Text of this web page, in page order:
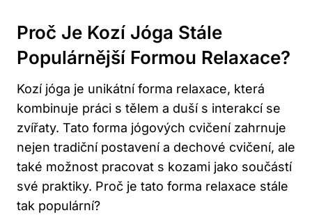
Proč Je Kozí ⁤jóga‍ Stále
Populárnější Formou Relaxace?
Kozí ⁤jóga ‌je unikátní forma relaxace, která
kombinuje ‍práci s tělem a duší s ‍interakcí se
zvířaty. Tato forma⁢ jógových cvičení⁣ zahrnuje
nejen tradiční postavení a dechové ⁤cvičení, ale⁢
také⁢ možnost pracovat s ‌kozami jako součástí
své praktiky.⁣ Proč je tato‍ forma relaxace stále
tak populární?